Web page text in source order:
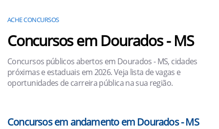
ACHE CONCURSOS
Concursos em Dourados - MS
Concursos públicos abertos em Dourados - MS, cidades
próximas e estaduais em 2026. Veja lista de vagas e
oportunidades de carreira pública na sua região.
Concursos em andamento em Dourados - MS